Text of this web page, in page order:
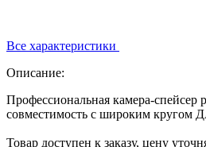
Все характеристики
Описание:
Профессиональная
совместимость с широким кругом
Товар доступен к заказу, цену